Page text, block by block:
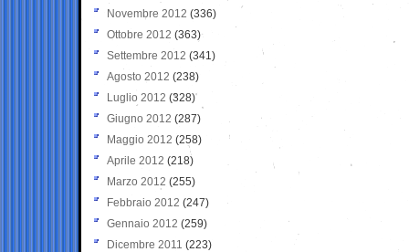
Novembre 2012 (336)
Ottobre 2012 (363)
Settembre 2012 (341)
Agosto 2012 (238)
Luglio 2012 (328)
Giugno 2012 (287)
Maggio 2012 (258)
Aprile 2012 (218)
Marzo 2012 (255)
Febbraio 2012 (247)
Gennaio 2012 (259)
Dicembre 2011 (223)